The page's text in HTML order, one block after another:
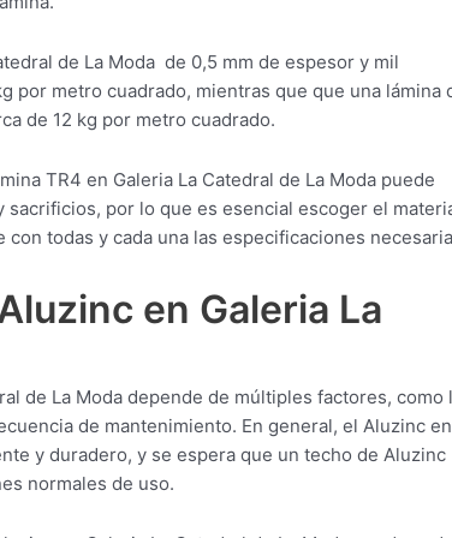
de La Moda de 0,5 mm de espesor y mil
por metro cuadrado, mientras que que una lámina
de 12 kg por metro cuadrado.
TR4 en Galeria La Catedral de La Moda puede
por lo que es esencial escoger el
todas y cada una las especificaciones
en Galeria La
de La Moda depende de múltiples factores, como
de mantenimiento. En general, el Aluzinc en
y duradero, y se espera que un techo de Aluzinc
normales de uso.